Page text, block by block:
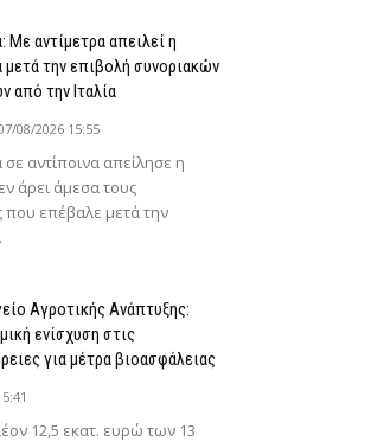
Με αντίμετρα απειλεί η
μετά την επιβολή συνοριακών
από την Ιταλία
08/2026 15:55
αντίποινα απείλησε η
άρει άμεσα τους
που επέβαλε μετά την
Αγροτικής Ανάπτυξης:
ενίσχυση στις
για μέτρα βιοασφάλειας
12,5 εκατ. ευρώ των 13